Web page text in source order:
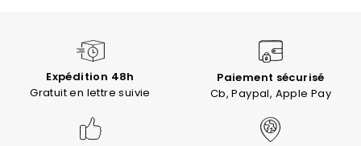
Expédition 48h
Gratuit en lettre suivie
Paiement sécurisé
Cb, Paypal, Apple Pay